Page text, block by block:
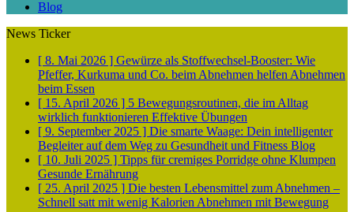
Blog
News Ticker
[ 8. Mai 2026 ] Gewürze als Stoffwechsel-Booster: Wie
Pfeffer, Kurkuma und Co. beim Abnehmen helfen Abnehmen
beim Essen
[ 15. April 2026 ] 5 Bewegungsroutinen, die im Alltag
wirklich funktionieren Effektive Übungen
[ 9. September 2025 ] Die smarte Waage: Dein intelligenter
Begleiter auf dem Weg zu Gesundheit und Fitness Blog
[ 10. Juli 2025 ] Tipps für cremiges Porridge ohne Klumpen
Gesunde Ernährung
[ 25. April 2025 ] Die besten Lebensmittel zum Abnehmen –
Schnell satt mit wenig Kalorien Abnehmen mit Bewegung